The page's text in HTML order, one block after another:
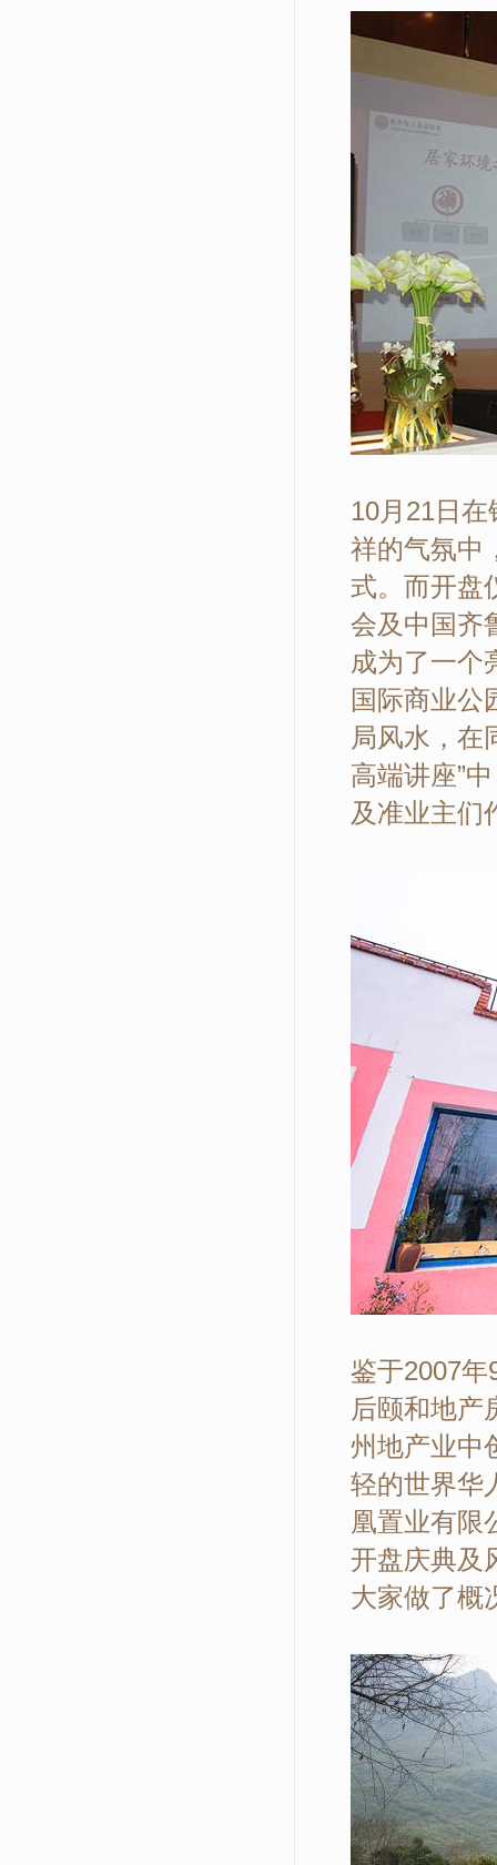
10月21日
祥的气氛中
式。而开盘
会及中国齐
成为了一个
国际商业公
局风水，在
高端讲座”
及准业主们
鉴于2007
后颐和地产
州地产业中
轻的世界华
凰置业有限
开盘庆典及
大家做了概